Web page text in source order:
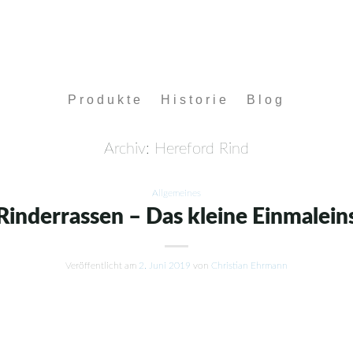
Produkte Historie Blog
Archiv: Hereford Rind
Allgemeines
Rinderrassen – Das kleine
Veröffentlicht am 2. Juni 2019 von Christian Ehrmann